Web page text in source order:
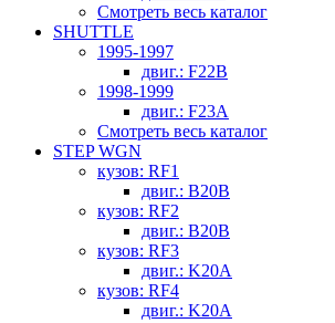
Смотреть весь каталог
SHUTTLE
1995-1997
двиг.: F22B
1998-1999
двиг.: F23A
Смотреть весь каталог
STEP WGN
кузов: RF1
двиг.: B20B
кузов: RF2
двиг.: B20B
кузов: RF3
двиг.: K20A
кузов: RF4
двиг.: K20A